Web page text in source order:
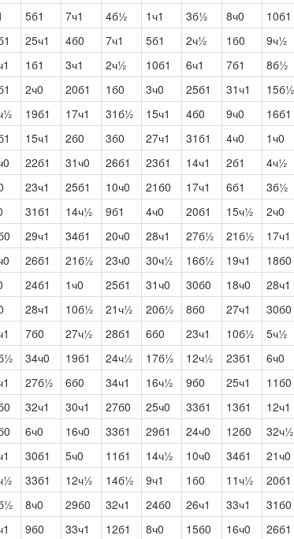
5б1 7ч1 4б½ 1ч1 3б½ 8ч0 10б1
25ч1 4б0 7ч1 5б1 2ч½ 1б0 9ч½
1б1 3ч1 2ч½ 10б1 6ч1 7б1 8б½
2ч0 20б1 1б0 3ч0 25б1 31ч1 15б½
19б1 17ч1 31б½ 15ч1 4б0 9ч0 16б1
15ч1 2б0 3б0 27ч1 31б1 4ч0 1ч0
22б1 31ч0 26б1 23б1 14ч1 2б1 4ч½
23ч1 25б1 10ч0 21б0 17ч1 6б1 3б½
31б1 14ч½ 9б1 4ч0 20б1 15ч½ 2ч0
29ч1 34б1 20ч0 28ч1 27б½ 21б½ 17ч1
26б1 21б½ 23ч0 30ч½ 16б½ 19ч1 18б0
24б1 1ч0 25б1 31ч0 30б0 18ч0 28ч1
28ч1 10б½ 21ч½ 20б½ 8б0 27ч1 30б0
7б0 27ч½ 28б1 6б0 23ч1 10б½ 5ч½
34ч0 19б1 24ч½ 17б½ 12ч½ 23б1 6ч0
27б½ 6б0 34ч1 16ч½ 9б0 25ч1 11б0
32ч1 30ч1 27б0 25ч0 33б1 13б1 12ч1
6ч0 16ч0 33б1 29б1 24ч0 12б0 32ч½
30б1 5ч0 11б1 14ч½ 10ч0 34б1 21ч0
33б1 12ч½ 14б½ 9ч1 1б0 11ч½ 20б1
8ч0 29б0 32ч1 24б0 26ч1 33ч1 31б0
9б0 33ч1 12б1 8ч0 15б0 16ч0 26б1